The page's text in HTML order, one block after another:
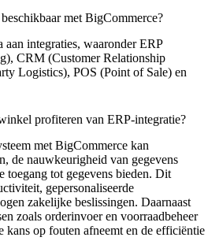
met BigCommerce?
integraties, waaronder ERP
CRM (Customer Relationship
Logistics), POS (Point of Sale) en
profiteren van ERP-integratie?
met BigCommerce kan
de nauwkeurigheid van gegevens
toegang tot gegevens bieden. Dit
gepersonaliseerde
zakelijke beslissingen. Daarnaast
zoals orderinvoer en voorraadbeheer
kans op fouten afneemt en de efficiëntie